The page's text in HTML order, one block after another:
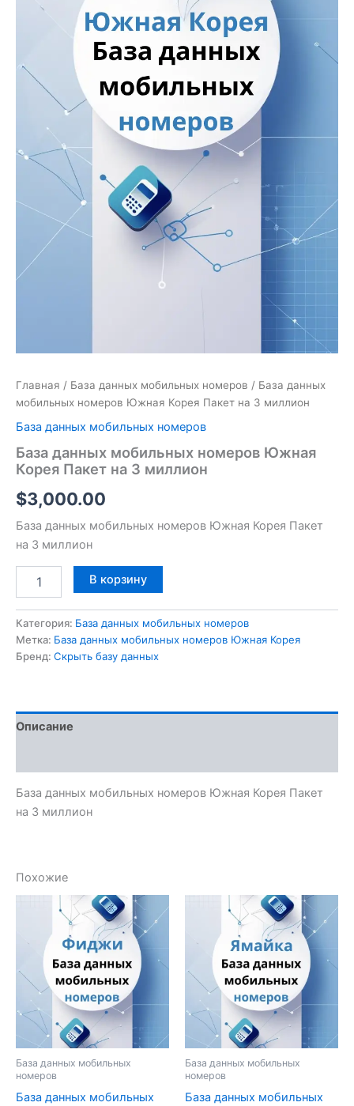
Главная / База данных мобильных номеров / База данных
мобильных номеров Южная Корея Пакет на 3 миллион
База данных мобильных номеров
База данных мобильных номеров Южная
Корея Пакет на 3 миллион
$3,000.00
База данных мобильных номеров Южная Корея Пакет
на 3 миллион
В корзину
Категория: База данных мобильных номеров
Метка: База данных мобильных номеров Южная Корея
Бренд: Скрыть базу данных
Описание
База данных мобильных номеров Южная Корея Пакет
на 3 миллион
Похожие
База данных мобильных
номеров
База данных мобильных
База данных мобильных
номеров
База данных мобильных